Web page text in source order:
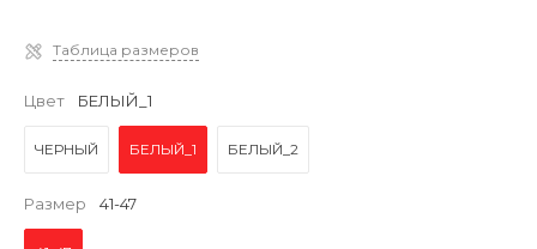
Таблица размеров
Цвет БЕЛЫЙ_1
ЧЕРНЫЙ БЕЛЫЙ_1 БЕЛЫЙ_2
Размер 41-47